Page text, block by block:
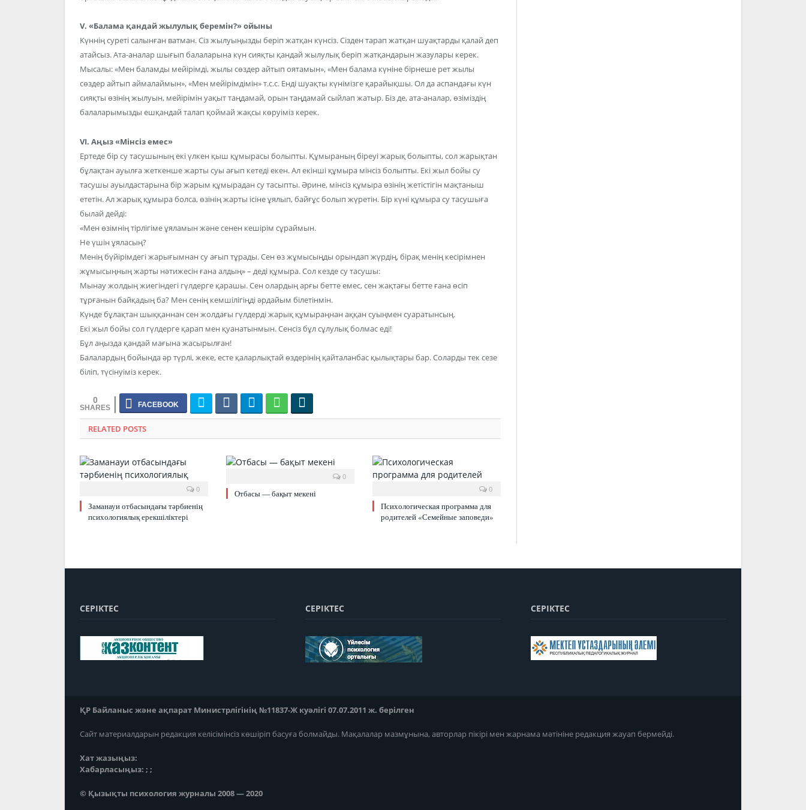
V. «Балама қандай жылулық беремін?» ойыны
Күннің суреті салынған ватман. Сіз жылуыңызды беріп жатқан күнсіз. Сізден тарап жатқан шуақтарды қалай деп
атайсыз. Ата-аналар шығып балаларына күн сияқты қандай жылулық беріп жатқандарын жазулары керек.
Мысалы: «Мен баламды мейірімді, жылы сөздер айтып оятамын», «Мен балама күніне бірнеше рет жылы
сөздер айтып аймалаймын», «Мен мейірімдімін» т.с.с. Енді шуақты күнімізге қарайықшы. Ол да аспандағы күн
сияқты өзінің жылуын, мейірімін уақыт таңдамай, орын таңдамай сыйлап жатыр. Біз де, ата-аналар, өзіміздің
балаларымызды ешқандай талап қоймай жақсы көруіміз керек.
VI. Аңыз «Мінсіз емес»
Ертеде бір су тасушының екі үлкен қыш құмырасы болыпты. Құмыраның біреуі жарық болыпты, сол жарықтан
бұлақтан ауылға жеткенше жарты суы ағып кетеді екен. Ал екінші құмыра мінсіз болыпты. Екі жыл бойы су
тасушы ауылдастарына бір жарым құмырадан су тасыпты. Әрине, мінсіз құмыра өзінің жетістігін мақтаныш
ететін. Ал жарық құмыра болса, өзінің жарты ісіне ұялып, байғұс болып жүретін. Бір күні құмыра су тасушыға
былай дейді:
«Мен өзімнің тірлігіме ұяламын және сенен кешірім сұраймын.
Не үшін ұяласың?
Менің бүйірімдегі жарығымнан су ағып тұрады. Сен өз жұмысыңды орындап жүрдің, бірақ менің кесірімнен
жұмысыңның жарты нәтижесін ғана алдың» – деді құмыра. Сол кезде су тасушы:
Мынау жолдың жиегіндегі гүлдерге қарашы. Сен олардың арғы бетте емес, сен жақтағы бетте ғана өсіп
тұрғанын байқадың ба? Мен сенің кемшілігіңді әрдайым білетінмін.
Күнде бұлақтан шыққаннан сен жолдағы гүлдерді жарық құмыраңнан аққан суыңмен суаратынсың.
Екі жыл бойы сол гүлдерге қарап мен қуанатынмын. Сенсіз бұл сұлулық болмас еді!
Бұл аңызда қандай мағына жасырылған!
Балалардың бойында әр түрлі, жеке, есте қаларлықтай өздерінің қайталанбас қылықтары бар. Соларды тек сезе
біліп, түсінуіміз керек.
0
RELATED POSTS
0
Заманауи отбасындағы тәрбиенің
психологиялық ерекшіліктері
0
Отбасы — бақыт мекені 0
Психологическая программа для
родителей «Семейные заповеди»
СЕРІКТЕС СЕРІКТЕС СЕРІКТЕС
ҚР Байланыс және ақпарат Министрлігінің №11837-Ж куәлігі 07.07.2011 ж. берілген
Сайт материалдарын редакция келісімінсіз көшіріп басуға болмайды. Мақалалар мазмұнына, авторлар пікірі мен жарнама мәтініне редакция жауап бермейді.
Хат жазыңыз:
Хабарласыңыз: ; ;
© Қызықты психология журналы 2008 — 2020